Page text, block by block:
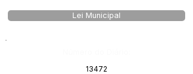
Lei Municipal
13472